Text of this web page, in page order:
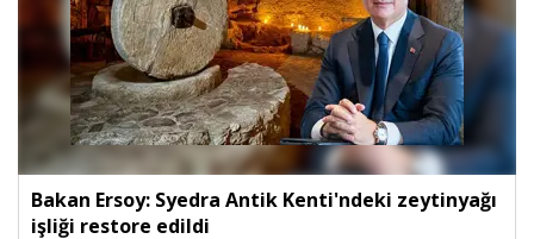
Bakan Ersoy: Syedra Antik Kenti'ndeki zeytinyağı
işliği restore edildi